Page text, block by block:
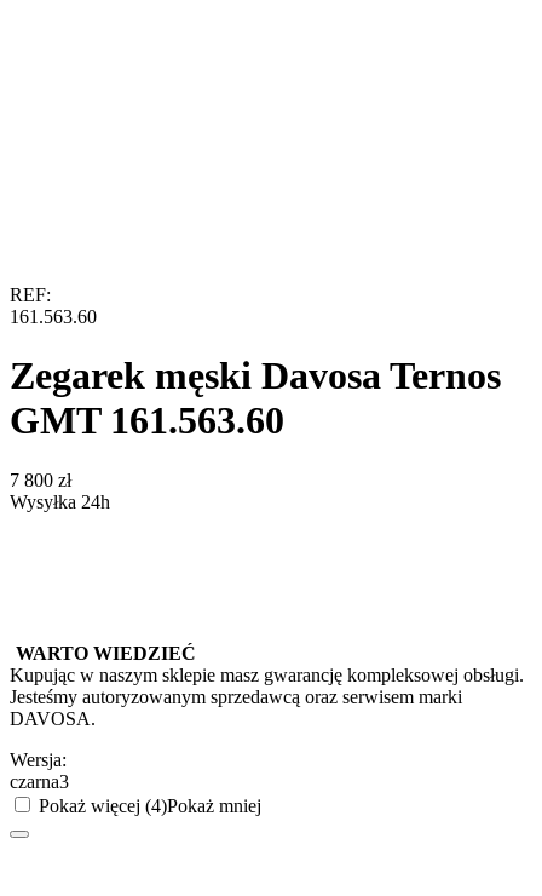
REF:
161.563.60
Zegarek męski Davosa Ternos
GMT 161.563.60
‍7 800‍ zł
Wysyłka 24h
WARTO WIEDZIEĆ
Kupując w naszym sklepie masz gwarancję kompleksowej obsługi.
Jesteśmy autoryzowanym sprzedawcą oraz serwisem marki
DAVOSA.
Wersja:
czarna3
Pokaż więcej (4)Pokaż mniej